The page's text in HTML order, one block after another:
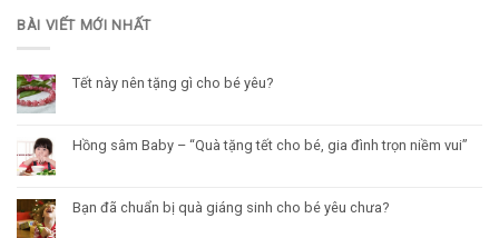
BÀI VIẾT MỚI NHẤT
Tết này nên tặng gì cho bé yêu?
Hồng sâm Baby – “Quà tặng tết cho bé, gia đình trọn niềm vui”
Bạn đã chuẩn bị quà giáng sinh cho bé yêu chưa?